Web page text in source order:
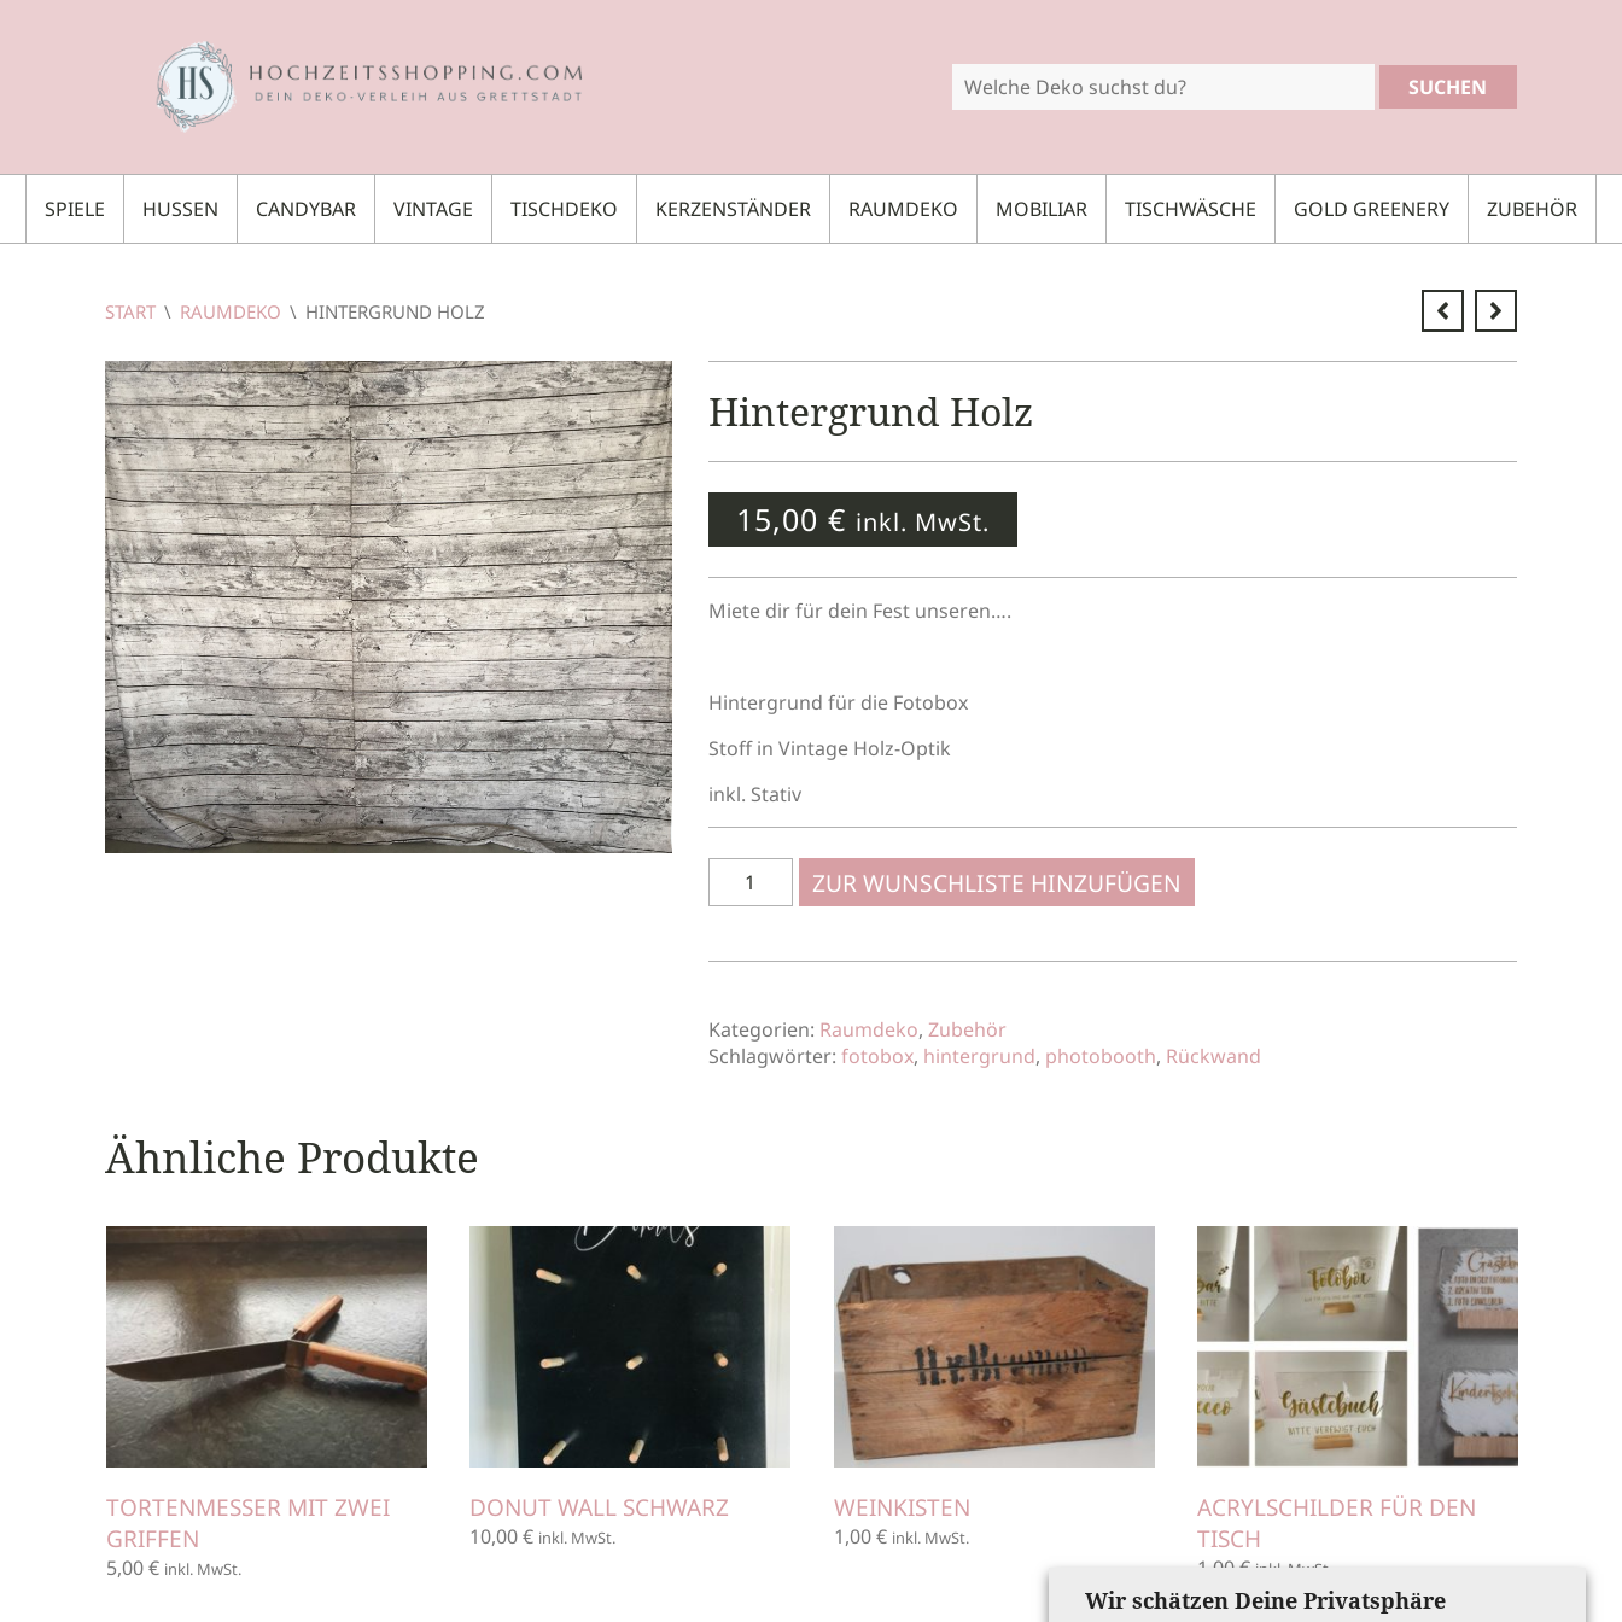
SUCHEN
SPIELE HUSSEN CANDYBAR VINTAGE TISCHDEKO KERZENSTÄNDER RAUMDEKO MOBILIAR TISCHWÄSCHE GOLD GREENERY ZUBEHÖR
START \ RAUMDEKO \ HINTERGRUND HOLZ
Hintergrund Holz
15,00 € inkl. MwSt.
Miete dir für dein Fest unseren….
Hintergrund für die Fotobox
Stoff in Vintage Holz-Optik
inkl. Stativ
ZUR WUNSCHLISTE HINZUFÜGEN
Kategorien: Raumdeko, Zubehör
Schlagwörter: fotobox, hintergrund, photobooth, Rückwand
Ähnliche Produkte
TORTENMESSER MIT ZWEI
GRIFFEN
5,00€ inkl. MwSt.
DONUT WALL SCHWARZ
10,00€ inkl. MwSt.
WEINKISTEN
1,00€ inkl. MwSt.
ACRYLSCHILDER FÜR DEN
TISCH
1,00€ inkl. MwSt.
Wir schätzen Deine Privatsphäre